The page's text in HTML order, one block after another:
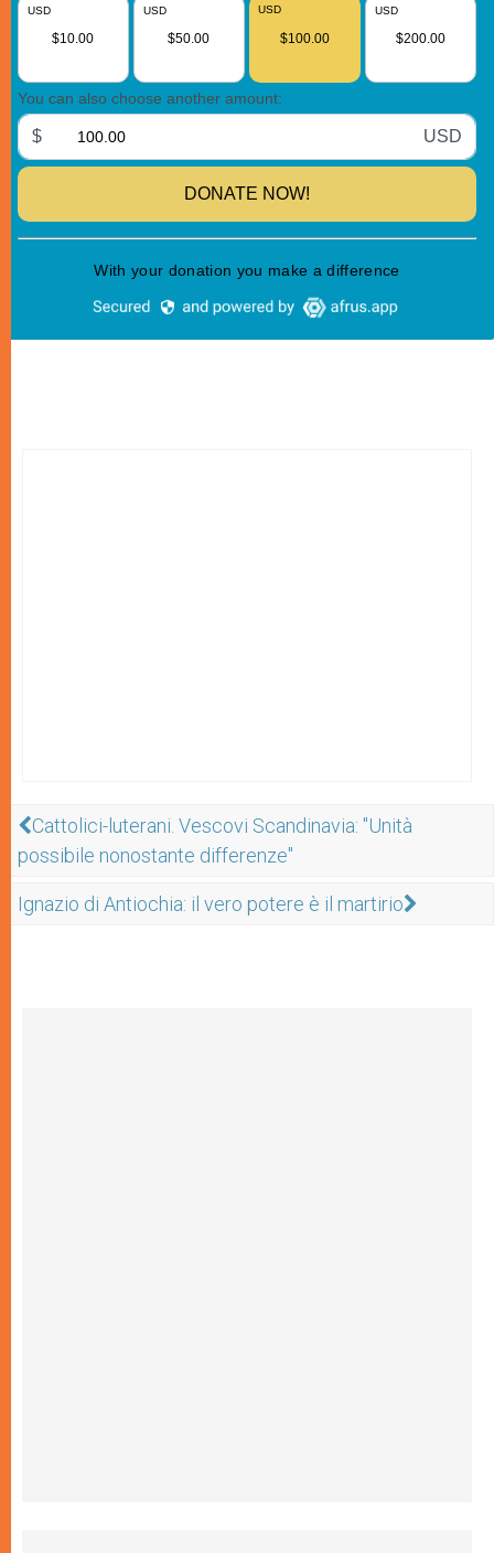
Cattolici-luterani. Vescovi Scandinavia: "Unità
possibile nonostante differenze"
Ignazio di Antiochia: il vero potere è il martirio